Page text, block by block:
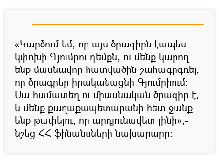
«Կարծում եմ, որ այս ծրագիրն էապես
կփոխի Գյումրու դեմքն, ու մենք կարող
ենք մասնավոր հատվածին շահագրգռել,
որ ծրագրեր իրականացնի Գյումրիում:
Սա համատեղ ու միասնական ծրագիր է,
և մենք քաղաքապետարանի հետ ջանք
ենք թափելու, որ արդյունավետ լինի»,-
նշեց ՀՀ ֆինանսների նախարարը: